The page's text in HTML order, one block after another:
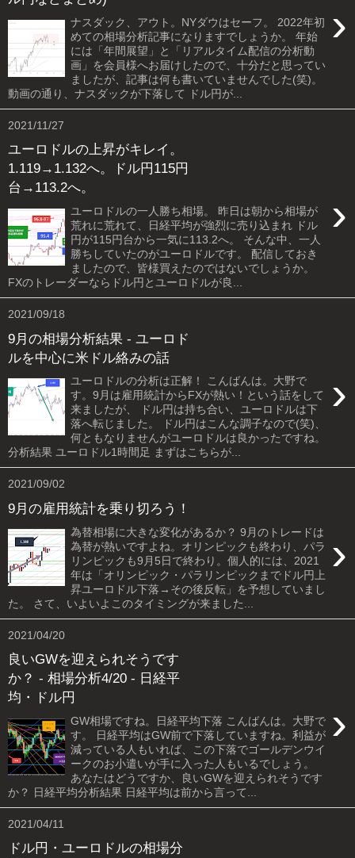
›
ナスダック、アウト。NYダウはセーフ。 2022年初
めての相場分析記事になりますでしょうか。 年始
には「年間展望」と「リアルタイム配信の分析動
画」を会員様へお届けしたので、十分だと思ってい
ましたが、記事は何も書いていませんでした(笑)。
動画の通り、ナスダックが下落して ドル円が...
2021/11/27
ユーロドルの上昇がキレイ。
1.119→1.132へ。ドル円115円
台→113.2へ。
›
ユーロドルの一人勝ち相場。 昨日は朝から相場が
荒れに荒れて、日経平均が強烈に売り込まれ ドル
円が115円台から一気に113.2へ。 そんな中、一人
勝ちしていたのがユーロドルです。 配信しておき
ましたので、皆様買えたのではないでしょうか。
FXのトレーダーならドル円とユーロドルが良...
2021/09/18
9月の相場分析結果 - ユーロド
ルを中心に米ドル絡みの話
›
ユーロドルの分析は正解！ こんばんは。大野で
す。9月は雇用統計からFXが熱い！という話をして
来ましたが、 ドル円は持ち合い、ユーロドルは下
落へ転じました。 ドル円はこんな調子なので(笑)、
何ともなりませんがユーロドルは良かったですね。
分析結果 ユーロドル1時間足 まずはこちらが...
2021/09/02
9月の雇用統計を乗り切ろう！
›
為替相場に大きな変化があるか？ 9月のトレードは
為替が熱いですよね。オリンピックも終わり、パラ
リンピックも9月5日で終わり。個人的には、2021
年は「オリンピック・パラリンピックまでドル円上
昇ユーロドル下落→その後反転」を予想していまし
た。 さて、いよいよこのタイミングが来ました...
2021/04/20
良いGWを迎えられそうです
か？ - 相場分析4/20 - 日経平
均・ドル円
›
GW相場ですね。日経平均下落 こんばんは。大野で
す。 日経平均はGW前で下落していますね。利益が
減っている人もいれば、この下落でゴールデンウイ
ークのお小遣いが手に入った人もいるでしょう。
あなたはどうですか、良いGWを迎えられそうです
か？ 日経平均分析結果 日経平均は前から言って...
2021/04/11
ドル円・ユーロドルの相場分